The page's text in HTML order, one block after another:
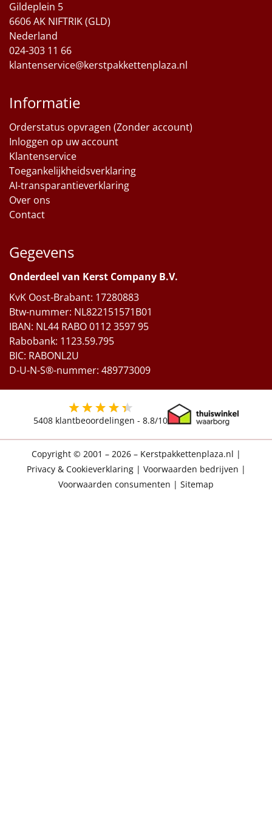
Sinterklaaspakketten
Particulier
Relatiegeschenken
Cadeaubon
Per stuk
Alle overige
Gildeplein 5
6606 AK NIFTRIK (GLD)
Nederland
024-303 11 66
klantenservice@kerstpakkettenplaza.nl
Informatie
Orderstatus opvragen (Zonder account)
Inloggen op uw account
Klantenservice
Toegankelijkheidsverklaring
AI-transparantieverklaring
Over ons
Contact
Gegevens
Onderdeel van Kerst Company B.V.
KvK Oost-Brabant: 17280883
Btw-nummer: NL822151571B01
IBAN: NL44 RABO 0112 3597 95
Rabobank: 1123.59.795
BIC: RABONL2U
D-U-N-S®-nummer: 489773009
5408 klantbeoordelingen - 8.8/10
Copyright © 2001 – 2026 – Kerstpakkettenplaza.nl |
Privacy & Cookieverklaring| Voorwaarden bedrijven |
Voorwaarden consumenten | Sitemap